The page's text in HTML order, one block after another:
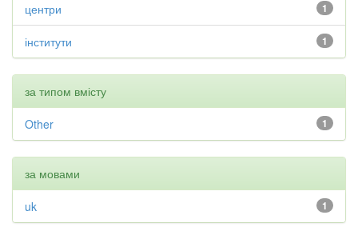
1
центри
1
інститути
за типом вмісту
1
Other
за мовами
1
uk